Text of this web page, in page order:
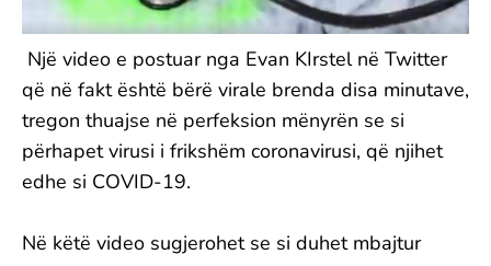
Një video e postuar nga Evan KIrstel në Twitter
që në fakt është bërë virale brenda disa minutave,
tregon thuajse në perfeksion mënyrën se si
përhapet virusi i frikshëm coronavirusi, që njihet
edhe si COVID-19.
Në këtë video sugjerohet se si duhet mbajtur